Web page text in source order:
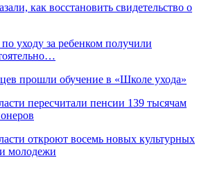
как восстановить свидетельство о
уходу за ребенком получили
прошли обучение в «Школе ухода»
пересчитали пенсии 139 тысячам
откроют восемь новых культурных
молодежи